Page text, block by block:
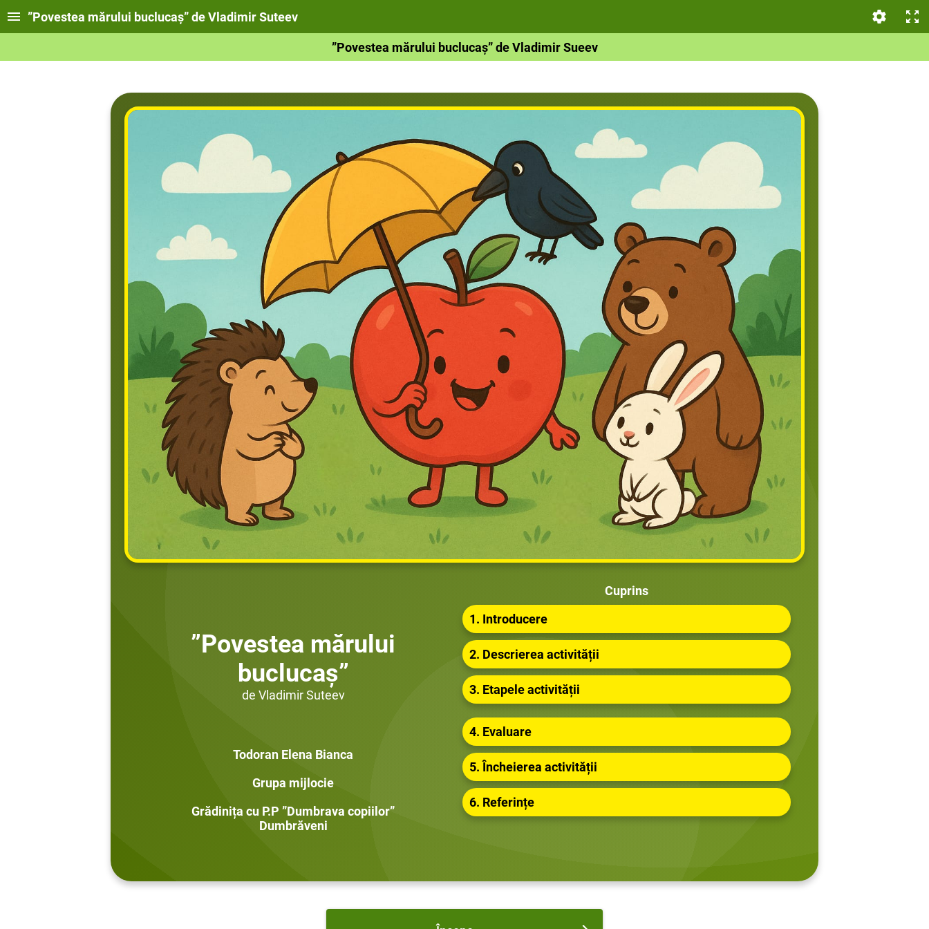
”Povestea mărului buclucaș” de Vladimir Suteev
”Povestea mărului buclucaș” de Vladimir Sueev
”Povestea mărului
buclucaș”
de Vladimir Suteev
Todoran Elena Bianca
Grupa mijlocie
Grădinița cu P.P ”Dumbrava copiilor”
Dumbrăveni
Cuprins
1. Introducere
2. Descrierea activității
3. Etapele activității
4. Evaluare
5. Încheierea activității
6. Referințe